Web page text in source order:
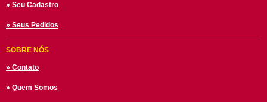
» Seu Cadastro
» Seus Pedidos
SOBRE NÓS
» Contato
» Quem Somos